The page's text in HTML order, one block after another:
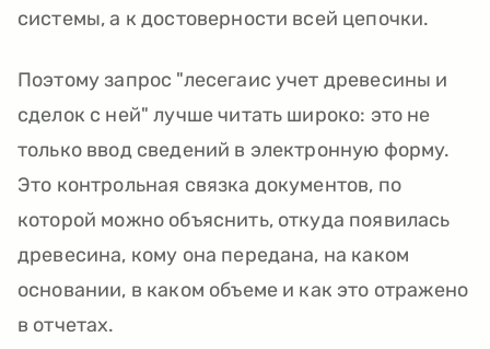
системы, а к достоверности всей цепочки.
Поэтому запрос "лесегаис учет древесины и
сделок с ней" лучше читать широко: это не
только ввод сведений в электронную форму.
Это контрольная связка документов, по
которой можно объяснить, откуда появилась
древесина, кому она передана, на каком
основании, в каком объеме и как это отражено
в отчетах.